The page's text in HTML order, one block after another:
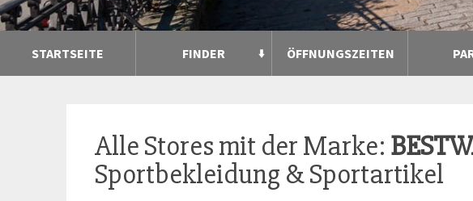
STARTSEITE FINDER ÖFFNUNGSZEITEN
Alle Stores mit der Marke:
Sportbekleidung & Sportartikel